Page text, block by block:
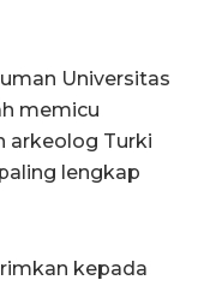
Universitas
memicu
arkeolog Turki
lengkap
kepada